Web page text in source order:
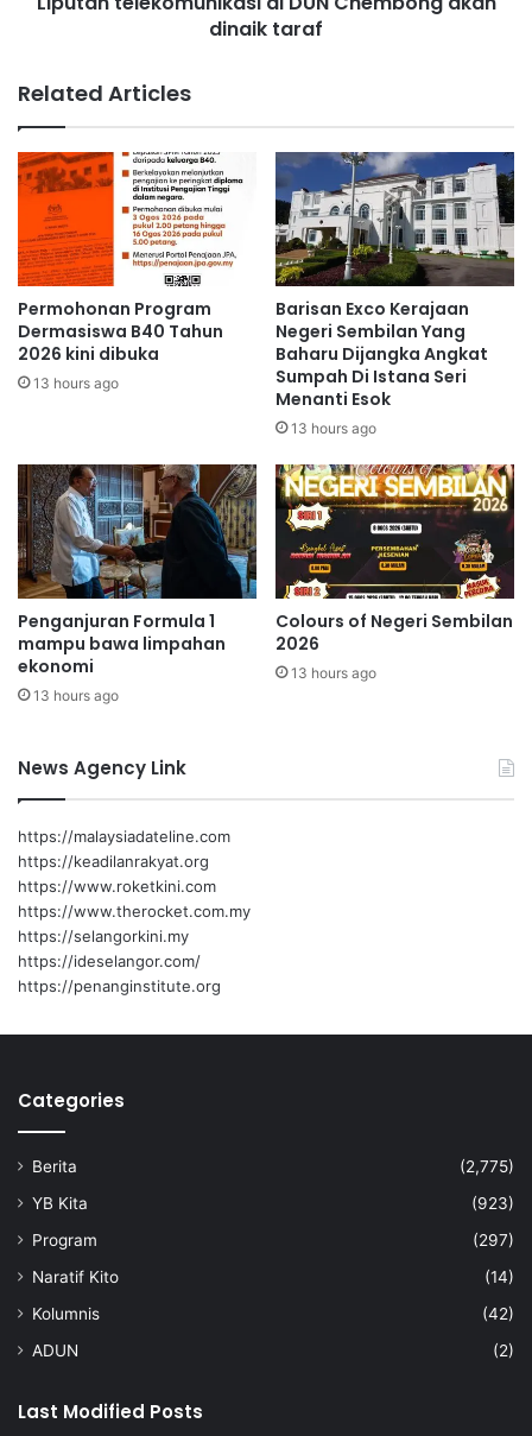
a
s
S
a
b
u
i
n
i
m
u
n
i
k
s
i
d
i
D
U
e
m
b
o
n
g
a
k
a
n
n
a
dinaik taraf
Related Articles
Permohonan Program
Dermasiswa B40 Tahun
2026 kini dibuka
13 hours ago
Barisan Exco Kerajaan
Negeri Sembilan Yang
Baharu Dijangka Angkat
Sumpah Di Istana Seri
Menanti Esok
13 hours ago
Penganjuran Formula 1
mampu bawa limpahan
ekonomi
13 hours ago
Colours of Negeri Sembilan
2026
13 hours ago
News Agency Link
https://malaysiadateline.com
https://keadilanrakyat.org
https://www.roketkini.com
https://www.therocket.com.my
https://selangorkini.my
https://ideselangor.com/
https://penanginstitute.org
Categories
Berita
(2,775)
YB Kita
(923)
Program
(297)
Naratif Kito
(14)
Kolumnis
(42)
ADUN
(2)
Last Modified Posts